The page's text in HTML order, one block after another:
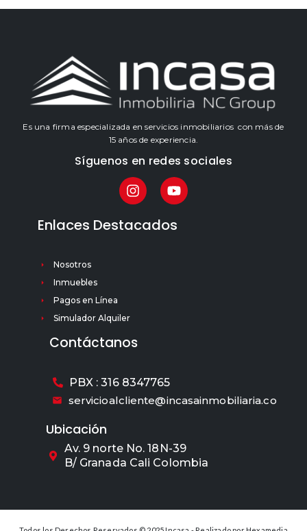
Es una firma especializada en servicios inmobiliarios con más de
15 años de experiencia.
Síguenos en redes sociales
Enlaces Destacados
Nosotros
Inmuebles
Pagos en Línea
Simulador Alquiler
Contáctanos
PBX : 316 8347765
servicioalcliente@incasainmobiliaria.co
Ubicación
Av. 9 norte No. 18N-39
B/ Granada Cali Colombia